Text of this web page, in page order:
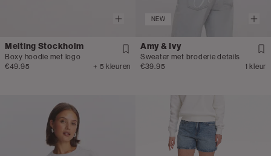
Melting Stockholm
Boxy hoodie met logo
€49.95
+ 5 kleuren
NEW
Amy & Ivy
Sweater met broderie details
€39.95
1 kleur